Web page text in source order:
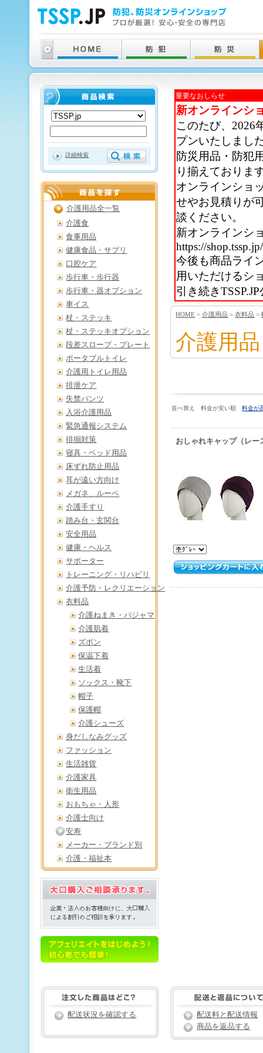
重要なおしらせ
新オンラインシ
このたび、2026
プンいたしまし
防災用品・防犯
り揃えておりま
オンラインショ
せやお見積りが
談ください。
新オンラインシ
https://shop.tssp.jp/
今後も商品ライ
用いただけるシ
引き続き
HOME >介護用品 >衣料品 >
介護用品
並べ替え 料金が安い順料金が
おしゃれキャップ（レー
詳細検索
介護用品全一覧
介護食
食事用品
健康食品・サプリ
口腔ケア
歩行車・歩行器
歩行車・器オプション
車イス
杖・ステッキ
杖・ステッキオプション
段差スロープ・プレート
ポータブルトイレ
介護用トイレ用品
排泄ケア
失禁パンツ
入浴介護用品
緊急通報システム
徘徊対策
寝具・ベッド用品
床ずれ防止用品
耳が遠い方向け
メガネ、ルーペ
介護手すり
踏み台・玄関台
安全用品
健康・ヘルス
サポーター
トレーニング・リハビリ
介護予防・レクリエーション
衣料品
介護ねまき・パジャマ
介護肌着
ズボン
保温下着
生活着
ソックス・靴下
帽子
保護帽
介護シューズ
身だしなみグッズ
ファッション
生活雑貨
介護家具
衛生用品
おもちゃ・人形
介護士向け
安寿
メーカー・ブランド別
介護・福祉本
配送状況を確認する
配送料と配送情報
商品を返品する